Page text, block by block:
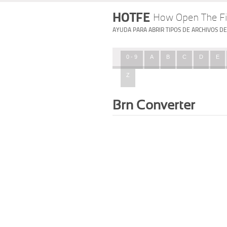
HOTFE How Open The
AYUDA PARA ABRIR TIPOS DE ARCHIVOS
0 - 9 A B C D E
Z
Brn Converter